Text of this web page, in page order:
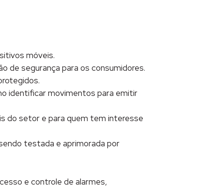
móveis.
de segurança para os consumidores.
identificar movimentos para emitir
do setor e para quem tem interesse
testada e aprimorada por
e controle de alarmes,